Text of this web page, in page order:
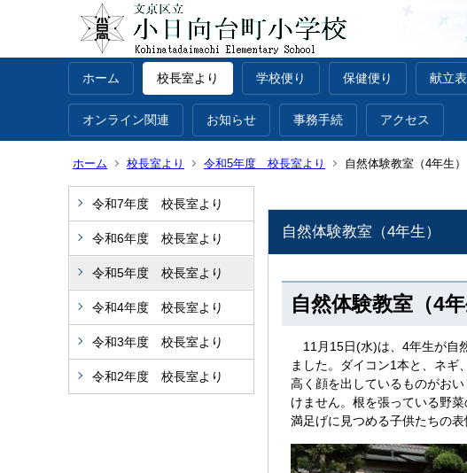
ホーム 校長室より 学校便り 保健便り 献立表
オンライン関連 お知らせ 事務手続 アクセス
ホーム 校長室より 令和5年度 校長室より 自然体験教室（4年生）
令和7年度 校長室より
令和6年度 校長室より
令和5年度 校長室より
令和4年度 校長室より
令和3年度 校長室より
令和2年度 校長室より
自然体験教室（4年生）
自然体験教室（4年
11月15日(水)は、4年生が自
ました。ダイコン1本と、ネギ
高く顔を出しているものがお
けません。根を張っている野
満足げに見つめる子供たちの